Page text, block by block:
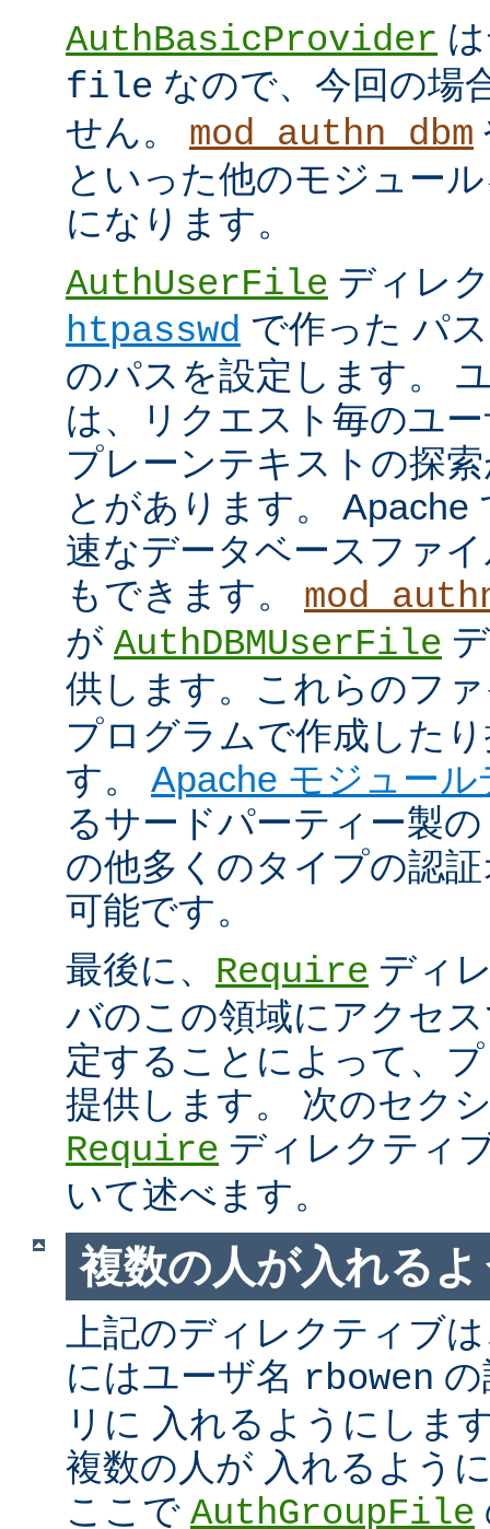
AuthBasicProvider
file なので、今回の場
せん。 mod_authn_dbm
といった他のモジュー
になります。
AuthUserFile ディレ
htpasswd で作った パ
のパスを設定します。
は、リクエスト毎のユ
プレーンテキストの探
とがあります。 Apache
速なデータベースファ
もできます。
が AuthDBMUserFile
供します。これらのフ
プログラムで作成した
す。 Apache モジュー
るサードパーティー製
の他多くのタイプの認
可能です。
最後に、 Require ディ
バのこの領域にアクセ
定することによって、
提供します。 次のセク
Require ディレクティ
いて述べます。
複数の人が入れる
上記のディレクティブ
にはユーザ名 rbowen
リに 入れるようにしま
複数の人が 入れるよう
ここで AuthGroupFile